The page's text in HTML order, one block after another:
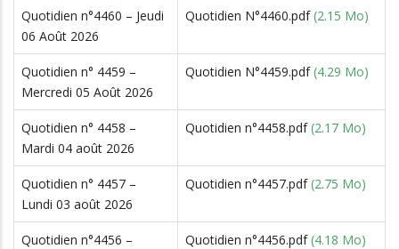
dématérialisée de
publique de l’Etat et
de ses
afin de faciliter la
planification, la
marchés publics.
Quotidien n°4460 – Jeudi
06 Août 2026
Quotidien N°4460.pdf (2.15 Mo)
Quotidien n° 4459 –
Mercredi 05 Août 2026
Quotidien N°4459.pdf (4.29 Mo)
Quotidien n° 4458 –
Mardi 04 août 2026
Quotidien n°4458.pdf (2.17 Mo)
Quotidien n° 4457 –
Lundi 03 août 2026
Quotidien n°4457.pdf (2.75 Mo)
Quotidien n°4456 –
Quotidien n°4456.pdf (4.18 Mo)